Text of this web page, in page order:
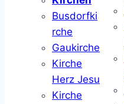
Busdorfki
rche
Gaukirche
Kirche
Herz Jesu
Kirche